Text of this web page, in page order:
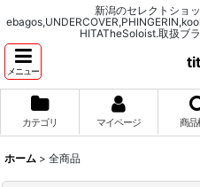
新潟のセレクトショ
HITATheSoloist.取扱ブ
メニュー
カテゴリ マイページ 商品
ホーム > 全商品